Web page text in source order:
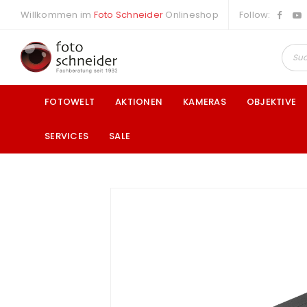
Willkommen im Foto Schneider Onlineshop Follow:
FOTOWELT AKTIONEN KAMERAS OBJEKTIVE
SERVICES SALE